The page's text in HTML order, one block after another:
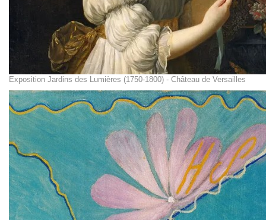
Exposition Jardins des Lumières (1750-1800) - Château de Versailles